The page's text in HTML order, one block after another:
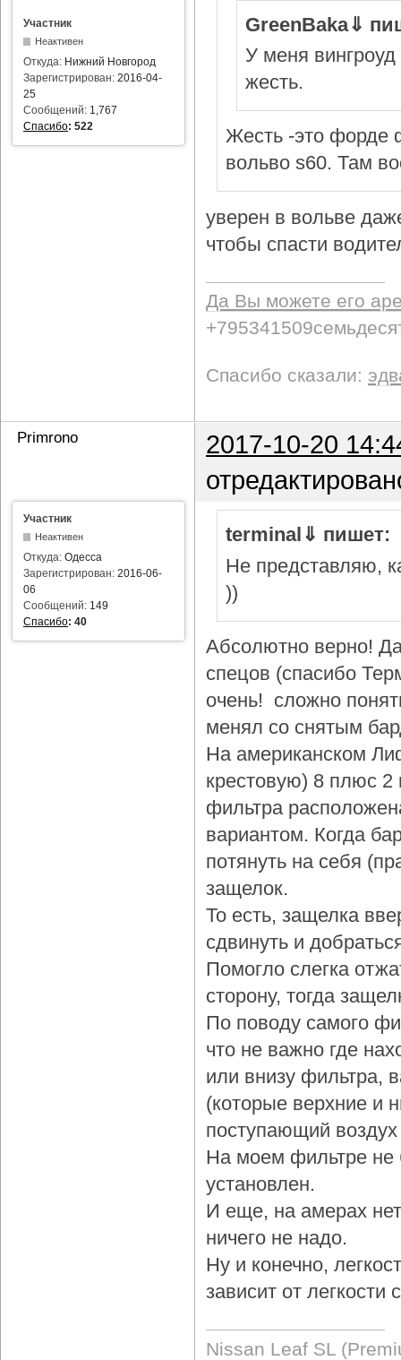
Участник
Неактивен
Откуда: Нижний Новгород
Зарегистрирован: 2016-04-
25
Сообщений: 1,767
Спасибо: 522
GreenBaka⇓
У меня вингроуд
жесть.
Жесть -это форде
вольво s60. Там
уверен в вольве
чтобы спасти
Да Вы можете его
Спасибо сказали:
Primrono
2017-10-20
Участник
Неактивен
Откуда: Одесса
Зарегистрирован: 2016-06-
06
Сообщений: 149
Спасибо: 40
terminal⇓ пишет:
Не представляю,
))
Абсолютно верно!
спецов (спасибо
очень! сложно
менял со снятым
На американском
крестовую) 8 плюс 2
фильтра
вариантом. Когда
потянуть на себя
защелок.
То есть, защелка
сдвинуть и
Помогло слегка
сторону, тогда
По поводу самого
что не важно где
или внизу фильтра,
(которые верхние и
поступающий
На моем фильтре не
установлен.
И еще, на амерах
ничего не надо.
Ну и конечно,
зависит от
Nissan Leaf SL